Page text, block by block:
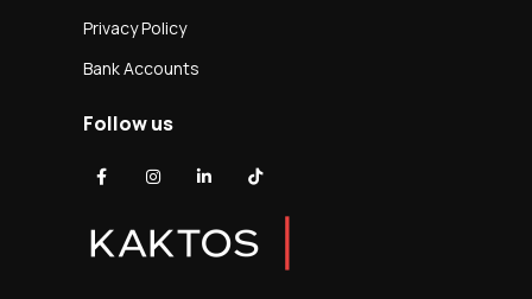
Privacy Policy
Bank Accounts
Follow us